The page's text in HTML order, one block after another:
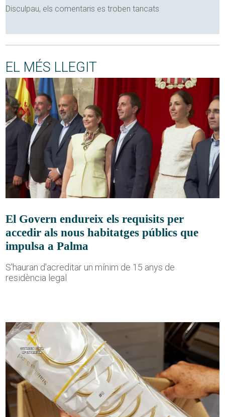
Disculpau, els comentaris es troben tancats
EL MÉS LLEGIT
El Govern endureix els requisits per
accedir als nous habitatges públics que
impulsa a Palma
S'hauran d'acreditar un mínim de 15 anys de
residència legal